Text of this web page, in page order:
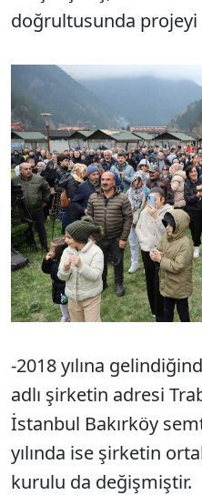
doğrultusunda projeyi
-2018 yılına
adlı şirketin adresi
İstanbul Bakırköy
yılında ise şirketin
kurulu da değişmiştir.